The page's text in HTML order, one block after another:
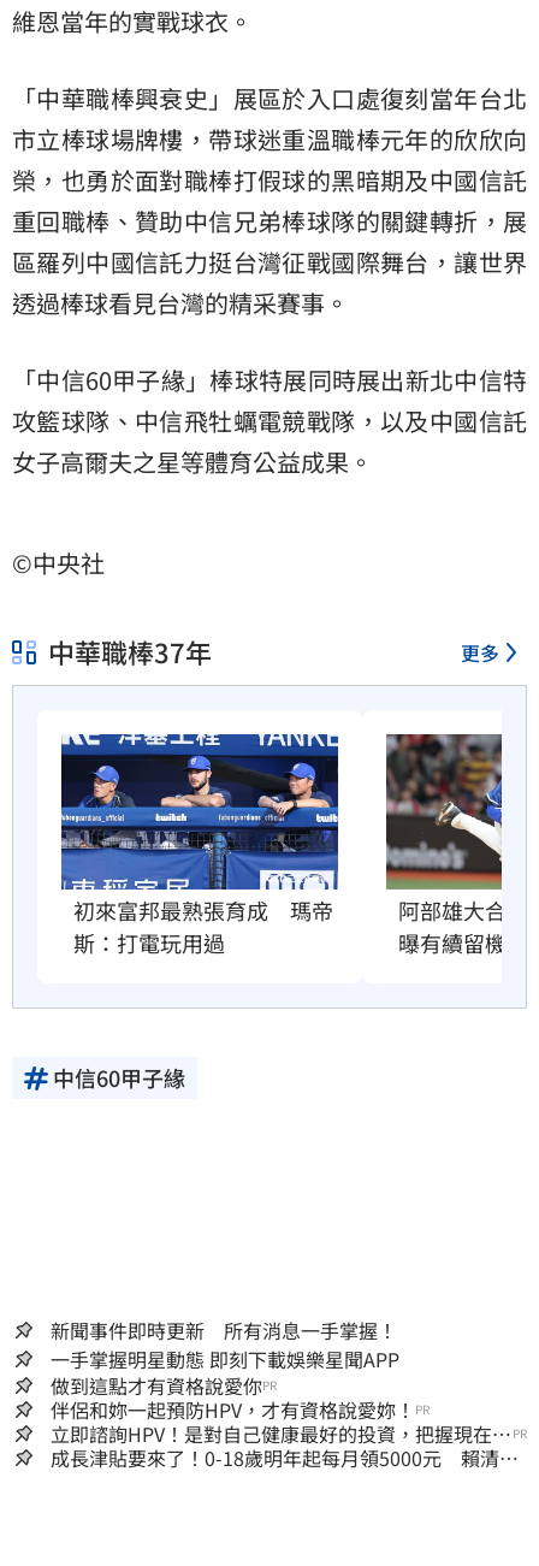
維恩當年的實戰球衣。
「中華職棒興衰史」展區於入口處復刻當年台北
市立棒球場牌樓，帶球迷重溫職棒元年的欣欣向
榮，也勇於面對職棒打假球的黑暗期及中國信託
重回職棒、贊助中信兄弟棒球隊的關鍵轉折，展
區羅列中國信託力挺台灣征戰國際舞台，讓世界
透過棒球看見台灣的精采賽事。
「中信60甲子緣」棒球特展同時展出新北中信特
攻籃球隊、中信飛牡蠣電競戰隊，以及中國信託
女子高爾夫之星等體育公益成果。
©中央社
中華職棒37年 更多
初來富邦最熟張育成　瑪帝
斯：打電玩用過
阿部雄大合約
曝有續留機會
中信60甲子緣
新聞事件即時更新 所有消息一手掌握！
一手掌握明星動態 即刻下載娛樂星聞APP
做到這點才有資格說愛你PR
伴侶和妳一起預防HPV，才有資格說愛妳！ PR
立即諮詢HPV！是對自己健康最好的投資，把握現在不
嫌晚！
PR
成長津貼要來了！0-18歲明年起每月領5000元 賴清